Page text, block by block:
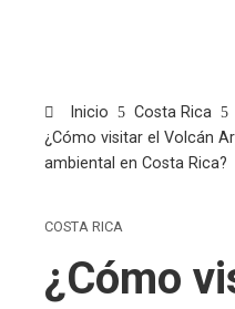
Inicio
Costa Rica
¿Cómo visitar el Volcán
ambiental en Costa Rica?
COSTA RICA
¿Cómo